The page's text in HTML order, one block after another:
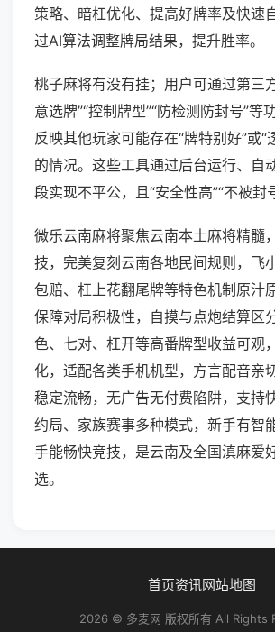
策略、暗杠优化、提高好牌率及快速
过AI算法调整牌局结果，提升胜率。
桃子麻将有没有挂；用户可通过第三
意选牌”“控制牌型”“防检测防封号”等
反映其他玩家可能存在“牌特别好”或“
的情况。这些工具通过后台运行、自
段实现不平公，且“安全性高”“不被封号
微乐云南麻将聚焦云南本土麻将精髓
技，完美复刻云南各地民间规则，飞
包赔、杠上花翻尾牌等特色机制原汁
保障对局积极性，自摸与点炮结算区
色、七对、杠开等高番牌型收益可观
化，适配各类手机机型，方言配音亲
稳定流畅，无广告无付费陷阱，支持
约局、家族赛事多种模式，新手有智
手能畅快竞技，是云南及全国滇麻爱
选。
首页资讯网站地图
2026 © 多麦网 版权所有 All Rights